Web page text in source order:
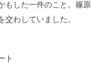
もした一件のこと。篠
交わしていました。
ト